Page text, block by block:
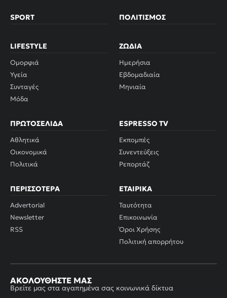
SPORT ΠΟΛΙΤΙΣΜΌΣ
LIFESTYLE
Ομορφιά
Υγεία
Συνταγές
Μόδα
ΖΏΔΙΑ
Ημερήσια
Εβδομαδιαία
Μηνιαία
ΠΡΩΤΟΣΈΛΙΔΑ
Αθλητικά
Οικονομικά
Πολιτικά
ESPRESSO TV
Εκπομπές
Συνεντεύξεις
Ρεπορτάζ
ΠΕΡΙΣΣΌΤΕΡΑ
Advertorial
Newsletter
RSS
ΕΤΑΙΡΙΚΆ
Ταυτότητα
Επικοινωνία
Όροι Χρήσης
Πολιτική απορρήτου
ΑΚΟΛΟΥΘΉΣΤΕ ΜΑΣ
Βρείτε μας στα αγαπημένα σας κοινωνικά δίκτυα